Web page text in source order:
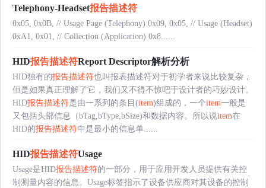
Telephony-Headset报告描述符
0x05, 0x0B, // Usage Page (Telephony) 0x09, 0x05, // Usage (Headset)
0xA1, 0x01, // Collection (Application) 0x8......
HID报告描述符Report Descriptor解析分析
HID独有的报告描述符也叫报表描述符对于初学者来说比较复杂，
但是如果真正理解了它，我们又不得不惊吧于设计者的巧妙设计。
HID报告描述符是由一系列的条目(item)组成的，一个item一般是
又包括头部信息（bTag,bType,bSize)和数据内容。所以说item在
HID的报告描述符中是最小的信息单......
HID报告描述符Usage
Usage是HID报告描述符的一部分，用于应用开发人员提供有关控
制测量内容的信息。Usage标签指示了设备供应商对其设备的控制